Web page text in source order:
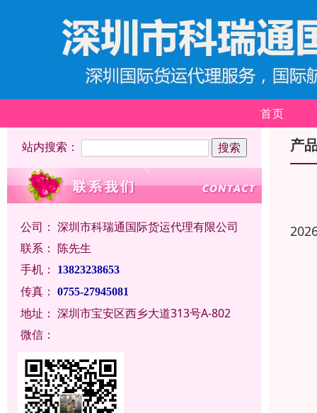
首页
站内搜索：
公司： 深圳市科瑞通国际货运代理有限公司
联系： 陈先生
手机：
13823238653
传真： 0755-27945081
地址： 深圳市宝安区西乡大道313号A-802
微信：
产